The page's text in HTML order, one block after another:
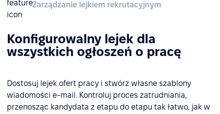
Zarządzanie lejkiem rekrutacyjnym
Konfigurowalny lejek dla
wszystkich ogłoszeń o pracę
Dostosuj lejek ofert pracy i stwórz własne szablony
wiadomości e-mail. Kontroluj proces zatrudniania,
przenosząc kandydata z etapu do etapu tak łatwo, jak w